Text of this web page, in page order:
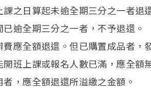
課之日算起未逾全期三分之一者退
逾全期三分之一者，不予退還。
應全額退還。但已購置成品者，
開班上課或報名人數已滿，應全額
，應全額退還所溢繳之金額。